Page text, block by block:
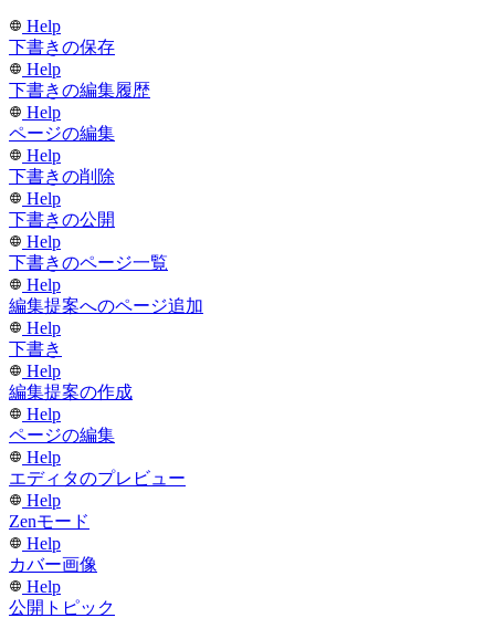
Help
下書きの保存
Help
下書きの編集履歴
Help
ページの編集
Help
下書きの削除
Help
下書きの公開
Help
下書きのページ一覧
Help
編集提案へのページ追加
Help
下書き
Help
編集提案の作成
Help
ページの編集
Help
エディタのプレビュー
Help
Zenモード
Help
カバー画像
Help
公開トピック